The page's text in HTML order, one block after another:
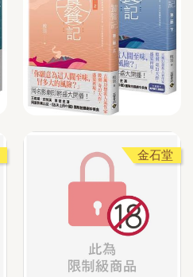
金石堂